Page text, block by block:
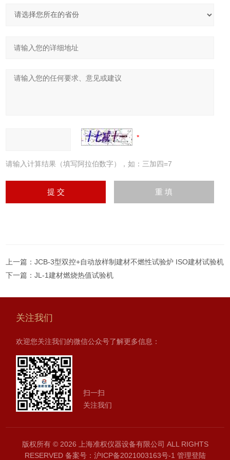
请输入计算结果（填写阿拉伯数字），如：三加四=7
上一篇：JCB-3型双控+自动放样制建材不燃性试验炉 ISO建材试验机
下一篇：JL-1建材燃烧热值试验机
关注我们
欢迎您关注我们的微信公众号了解更多信息：
扫一扫
关注我们
版权所有 © 2026 上海准权仪器设备有限公司 ALL RIGHTS
RESERVED 备案号：沪ICP备2021003163号-1 管理登陆